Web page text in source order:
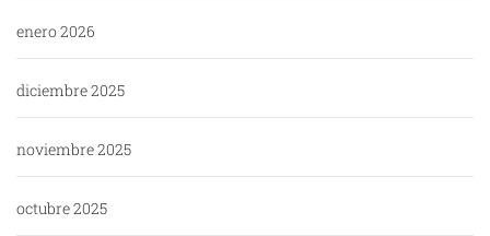
enero 2026
diciembre 2025
noviembre 2025
octubre 2025